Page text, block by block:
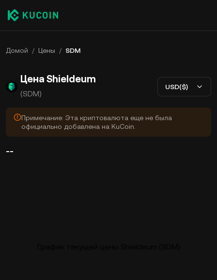
Домой / Цены / SDM
Цена Shieldeum
(SDM)
USD($)
Примечание: Эта криптовалюта еще не была
официально добавлена на KuCoin.
--